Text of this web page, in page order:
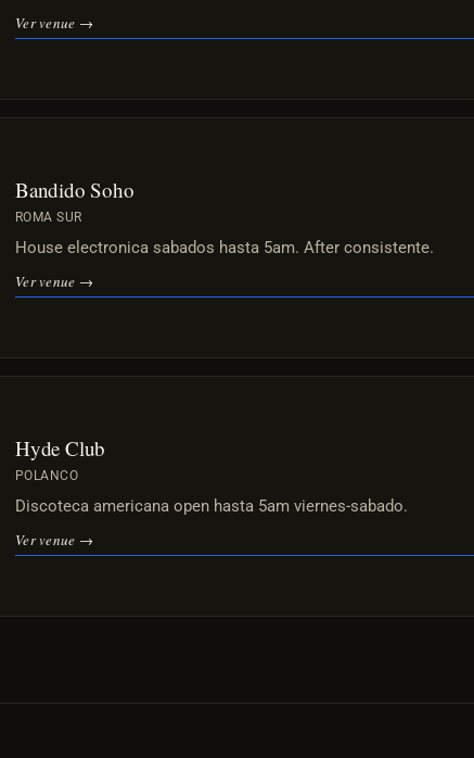
Ver venue →
Bandido Soho
ROMA SUR
House electronica sabados hasta 5am. After consistente.
Ver venue →
Hyde Club
POLANCO
Discoteca americana open hasta 5am viernes-sabado.
Ver venue →